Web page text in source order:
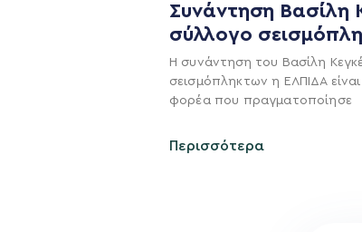
Συνάντηση Βασίλη
σύλλογο
Η συνάντηση του Βασίλη
σεισμόπληκτων η ΕΛΠΙΔΑ
φορέα που πραγματοποίησε
Περισσότερα
Η ΠΑΡΆΤΑΞΗ
Όραμα
Σχέδιο